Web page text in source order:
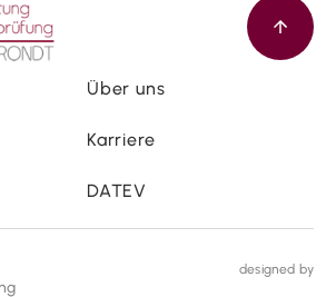
Über uns
Karriere
DATEV
designed by